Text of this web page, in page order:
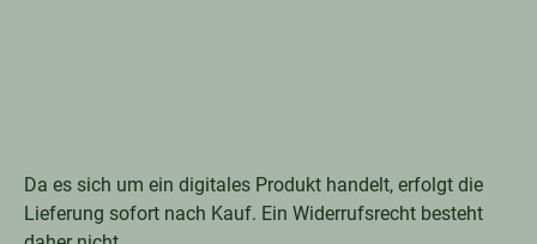
Da es sich um ein digitales Produkt handelt, erfolgt die
Lieferung sofort nach Kauf. Ein Widerrufsrecht besteht